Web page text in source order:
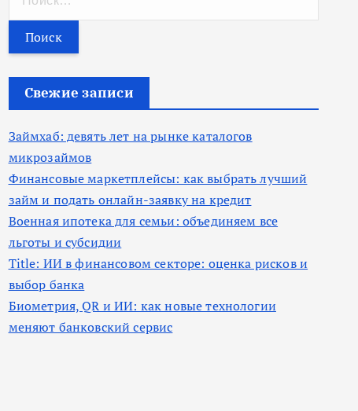
т
и
Свежие записи
Займхаб: девять лет на рынке каталогов
микрозаймов
Финансовые маркетплейсы: как выбрать лучший
займ и подать онлайн-заявку на кредит
Военная ипотека для семьи: объединяем все
льготы и субсидии
Title: ИИ в финансовом секторе: оценка рисков и
выбор банка
Биометрия, QR и ИИ: как новые технологии
меняют банковский сервис